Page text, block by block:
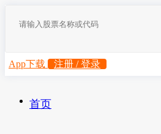
App下载 注册 / 登录
首页